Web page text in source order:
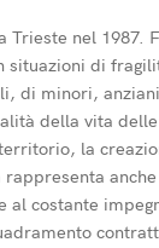
Trieste nel 1987.
situazioni di
di minori,
della vita
la
costante